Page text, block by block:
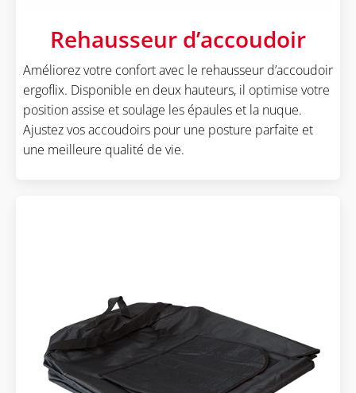
Rehausseur d’accoudoir
Améliorez votre confort avec le rehausseur d’accoudoir
ergoflix. Disponible en deux hauteurs, il optimise votre
position assise et soulage les épaules et la nuque.
Ajustez vos accoudoirs pour une posture parfaite et
une meilleure qualité de vie.